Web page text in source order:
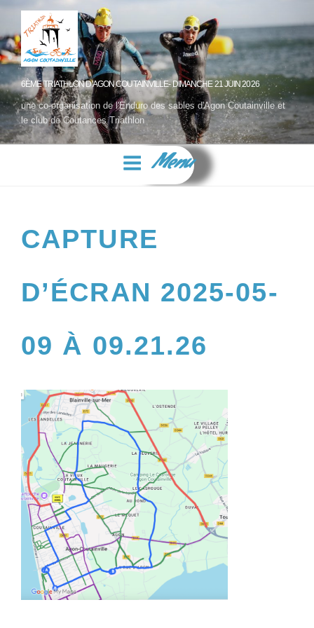
6ÈME TRIATHLON D'AGON COUTAINVILLE- DIMANCHE 21 JUIN 2026
une co-organisation de l'Enduro des sables d'Agon Coutainville et
le club de Coutances Triathlon
Menu
CAPTURE
D’ÉCRAN 2025-05-
09 À 09.21.26